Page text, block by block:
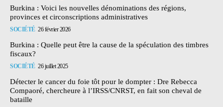
Burkina : Voici les nouvelles dénominations des régions,
provinces et circonscriptions administratives
SOCIÉTÉ 26 février 2026
Burkina : Quelle peut être la cause de la spéculation des timbres
fiscaux?
SOCIÉTÉ 26 juillet 2025
Détecter le cancer du foie tôt pour le dompter : Dre Rebecca
Compaoré, chercheure à l’IRSS/CNRST, en fait son cheval de
bataille